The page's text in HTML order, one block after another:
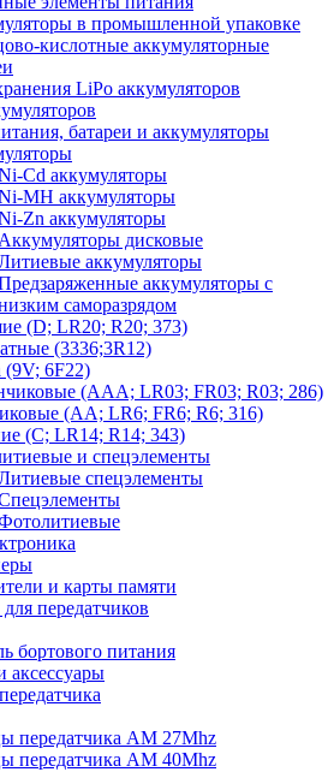
в промышленной упаковке
кислотные аккумуляторные
LiPo аккумуляторов
батареи и аккумуляторы
Cd аккумуляторы
MH аккумуляторы
Zn аккумуляторы
Аккумуляторы дисковые
аккумуляторы
аккумуляторы с
саморазрядом
(D; LR20; R20; 373)
(3336;3R12)
(9V; 6F22)
(AAA; LR03; FR03; R03; 286)
(AA; LR6; FR6; R6; 316)
(C; LR14; R14; 343)
и спецэлементы
спецэлементы
и карты памяти
передатчиков
бортового питания
аксессуары
передатчика AM 27Mhz
передатчика AM 40Mhz